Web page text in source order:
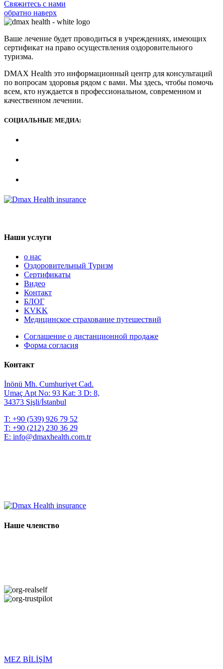
Свяжитесь с нами
обратно наверх
Ваше лечение будет проводиться в учреждениях, имеющих
сертификат на право осуществления оздоровительного
туризма.
DMAX Health это информационный центр для консультаций
по вопросам здоровья рядом с вами. Мы здесь, чтобы помочь
всем, кто нуждается в профессиональном, современном и
качественном лечении.
СОЦИАЛЬНЫЕ МЕДИА:
Наши услуги
о нас
Оздоровительный Туризм
Сертификаты
Видео
Контакт
БЛОГ
KVKK
Медицинское страхование путешествий
Соглашение о дистанционной продаже
Форма согласия
Контакт
İnönü Mh. Cumhuriyet Cad.
Umaç Apt No: 93 Kat: 3 D: 8,
34373 Şişli/İstanbul
T: +90 (539) 926 79 52
T: +90 (212) 230 36 29
E: info@dmaxhealth.com.tr
Наше членство
MEZ BİLİŞİM